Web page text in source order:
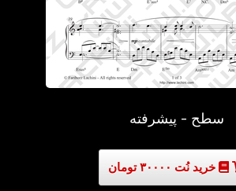
سطح - پیشرفته
خرید نُت ۳۰۰۰۰ تومان